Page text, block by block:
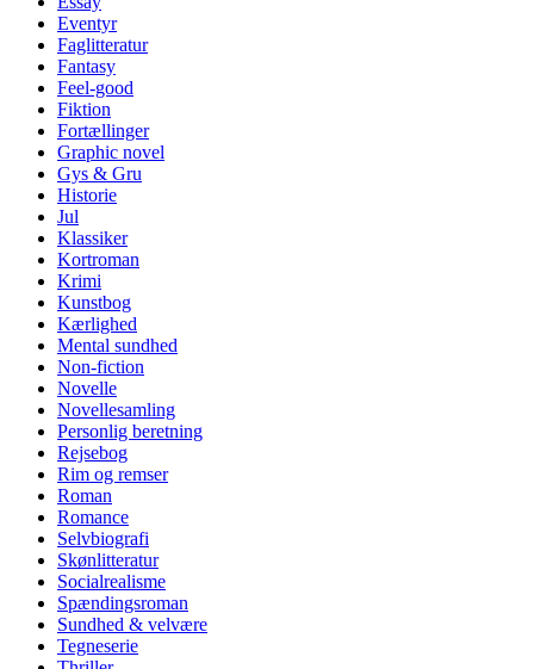
Eventyr
Faglitteratur
Fantasy
Feel-good
Fiktion
Fortællinger
Graphic novel
Gys & Gru
Historie
Jul
Klassiker
Kortroman
Krimi
Kunstbog
Kærlighed
Mental sundhed
Non-fiction
Novelle
Novellesamling
Personlig beretning
Rejsebog
Rim og remser
Roman
Romance
Selvbiografi
Skønlitteratur
Socialrealisme
Spændingsroman
Sundhed & velvære
Tegneserie